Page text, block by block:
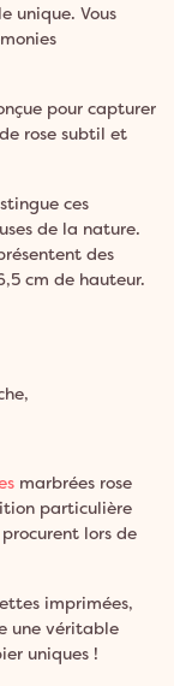
unique. Vous
pour capturer
rose subtil et
ces
de la nature.
des
cm de hauteur.
marbrées rose
particulière
lors de
imprimées,
une véritable
uniques !